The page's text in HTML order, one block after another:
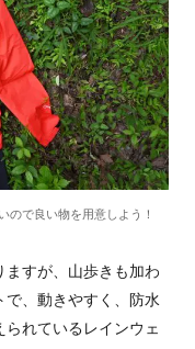
ので良い物を用意しよう！
ますが、山歩きも加わ
で、動きやすく、防水
れているレインウェ